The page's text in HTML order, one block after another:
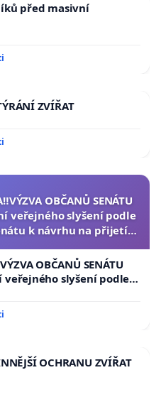
před masivní
ZVÍŘAT
OBČANŮ SENÁTU
veřejného slyšení podle
k návrhu na přijetí
OBČANŮ SENÁTU
veřejného slyšení podle §
k návrhu na přijetí
na prezidenta
OCHRANU ZVÍŘAT